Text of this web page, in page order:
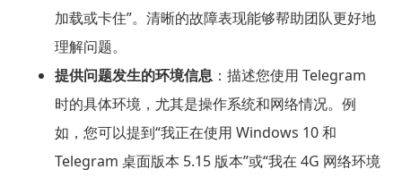
加载或卡住”。清晰的故障表现能够帮助团队更好地
理解问题。
提供问题发生的环境信息：描述您使用 Telegram
时的具体环境，尤其是操作系统和网络情况。例
如，您可以提到“我正在使用 Windows 10 和
Telegram 桌面版本 5.15 版本”或“我在 4G 网络环境